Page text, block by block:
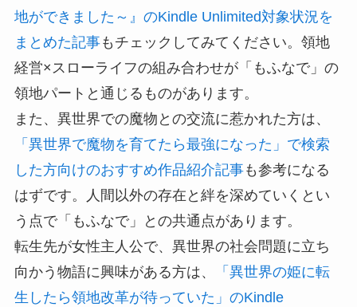
地ができました～』のKindle Unlimited対象状況を
まとめた記事もチェックしてみてください。領地
経営×スローライフの組み合わせが「もふなで」の
領地パートと通じるものがあります。
また、異世界での魔物との交流に惹かれた方は、
「異世界で魔物を育てたら最強になった」で検索
した方向けのおすすめ作品紹介記事も参考になる
はずです。人間以外の存在と絆を深めていくとい
う点で「もふなで」との共通点があります。
転生先が女性主人公で、異世界の社会問題に立ち
向かう物語に興味がある方は、
「異世界の姫に転
生したら領地改革が待っていた」のKindle